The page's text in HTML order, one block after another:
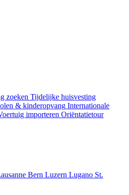
zoeken Tijdelijke huisvesting
& kinderopvang Internationale
importeren Oriëntatietour
Bern Luzern Lugano St.